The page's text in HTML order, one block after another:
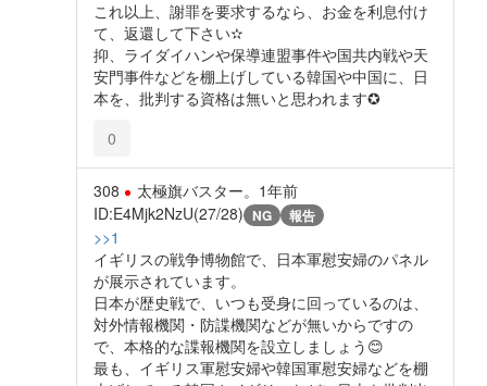
これ以上、謝罪を要求するなら、お金を利息付け
て、返還して下さい✫
抑、ライダイハンや保導連盟事件や国共内戦や天
安門事件などを棚上げしている韓国や中国に、日
本を、批判する資格は無いと思われます✪
0
308 太極旗バスター。 1年前
ID:E4Mjk2NzU(27/28) NG 報告
>>1
イギリスの戦争博物館で、日本軍慰安婦のパネル
が展示されています。
日本が歴史戦で、いつも受身に回っているのは、
対外情報機関・防諜機関などが無いからですの
で、本格的な諜報機関を設立しましょう😊
最も、イギリス軍慰安婦や韓国軍慰安婦などを棚